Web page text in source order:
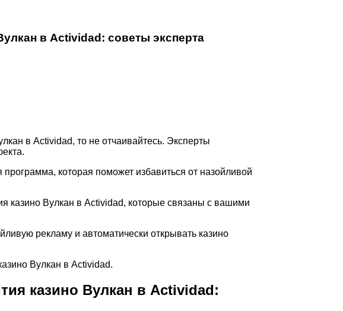
в Actividad: советы эксперта
в Actividad, то не отчаивайтесь. Эксперты
которая поможет избавиться от назойливой
казино Вулкан в Actividad, которые связаны с вашими
рекламу и автоматически открывать казино
Вулкан в Actividad.
казино Вулкан в Actividad: